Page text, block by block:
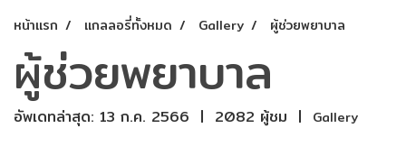
หน้าแรก แกลลอรี่ทั้งหมด Gallery ผู้ช่วยพยาบาล
ผู้ช่วยพยาบาล
อัพเดทล่าสุด: 13 ก.ค. 2566 | 2082 ผู้ชม | Gallery